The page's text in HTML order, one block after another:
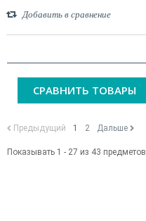
Добавить в сравнение
СРАВНИТЬ ТОВАРЫ
Предыдущий 1 2 Дальше
Показывать 1 - 27 из 43 предметов